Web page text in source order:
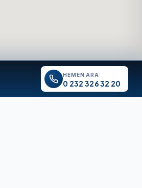
HEMEN ARA
0 232 326 32 20